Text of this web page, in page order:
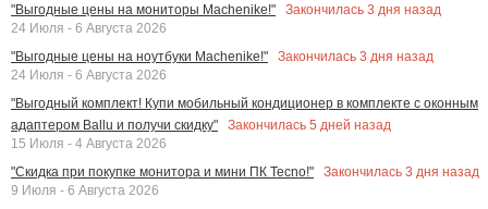
"Выгодные цены на мониторы Machenike!" Закончилась 3 дня назад
24 Июля - 6 Августа 2026
"Выгодные цены на ноутбуки Machenike!"
Закончилась 3 дня назад
24 Июля - 6 Августа 2026
"Выгодный комплект! Купи мобильный кондиционер в комплекте с оконным
адаптером Ballu и получи скидку"
Закончилась 5 дней назад
15 Июля - 4 Августа 2026
"Скидка при покупке монитора и мини ПК Tecno!"
Закончилась 3 дня назад
9 Июля - 6 Августа 2026